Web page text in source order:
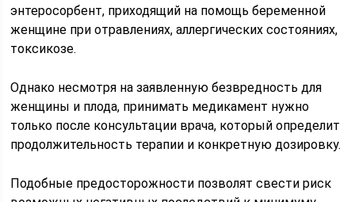
энтеросорбент, приходящий на помощь беременной
женщине при отравлениях, аллергических состояниях,
токсикозе.
Однако несмотря на заявленную безвредность для
женщины и плода, принимать медикамент нужно
только после консультации врача, который определит
продолжительность терапии и конкретную дозировку.
Подобные предосторожности позволят свести риск